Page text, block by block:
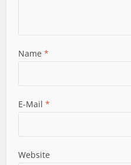
Name*
E-Mail*
Website